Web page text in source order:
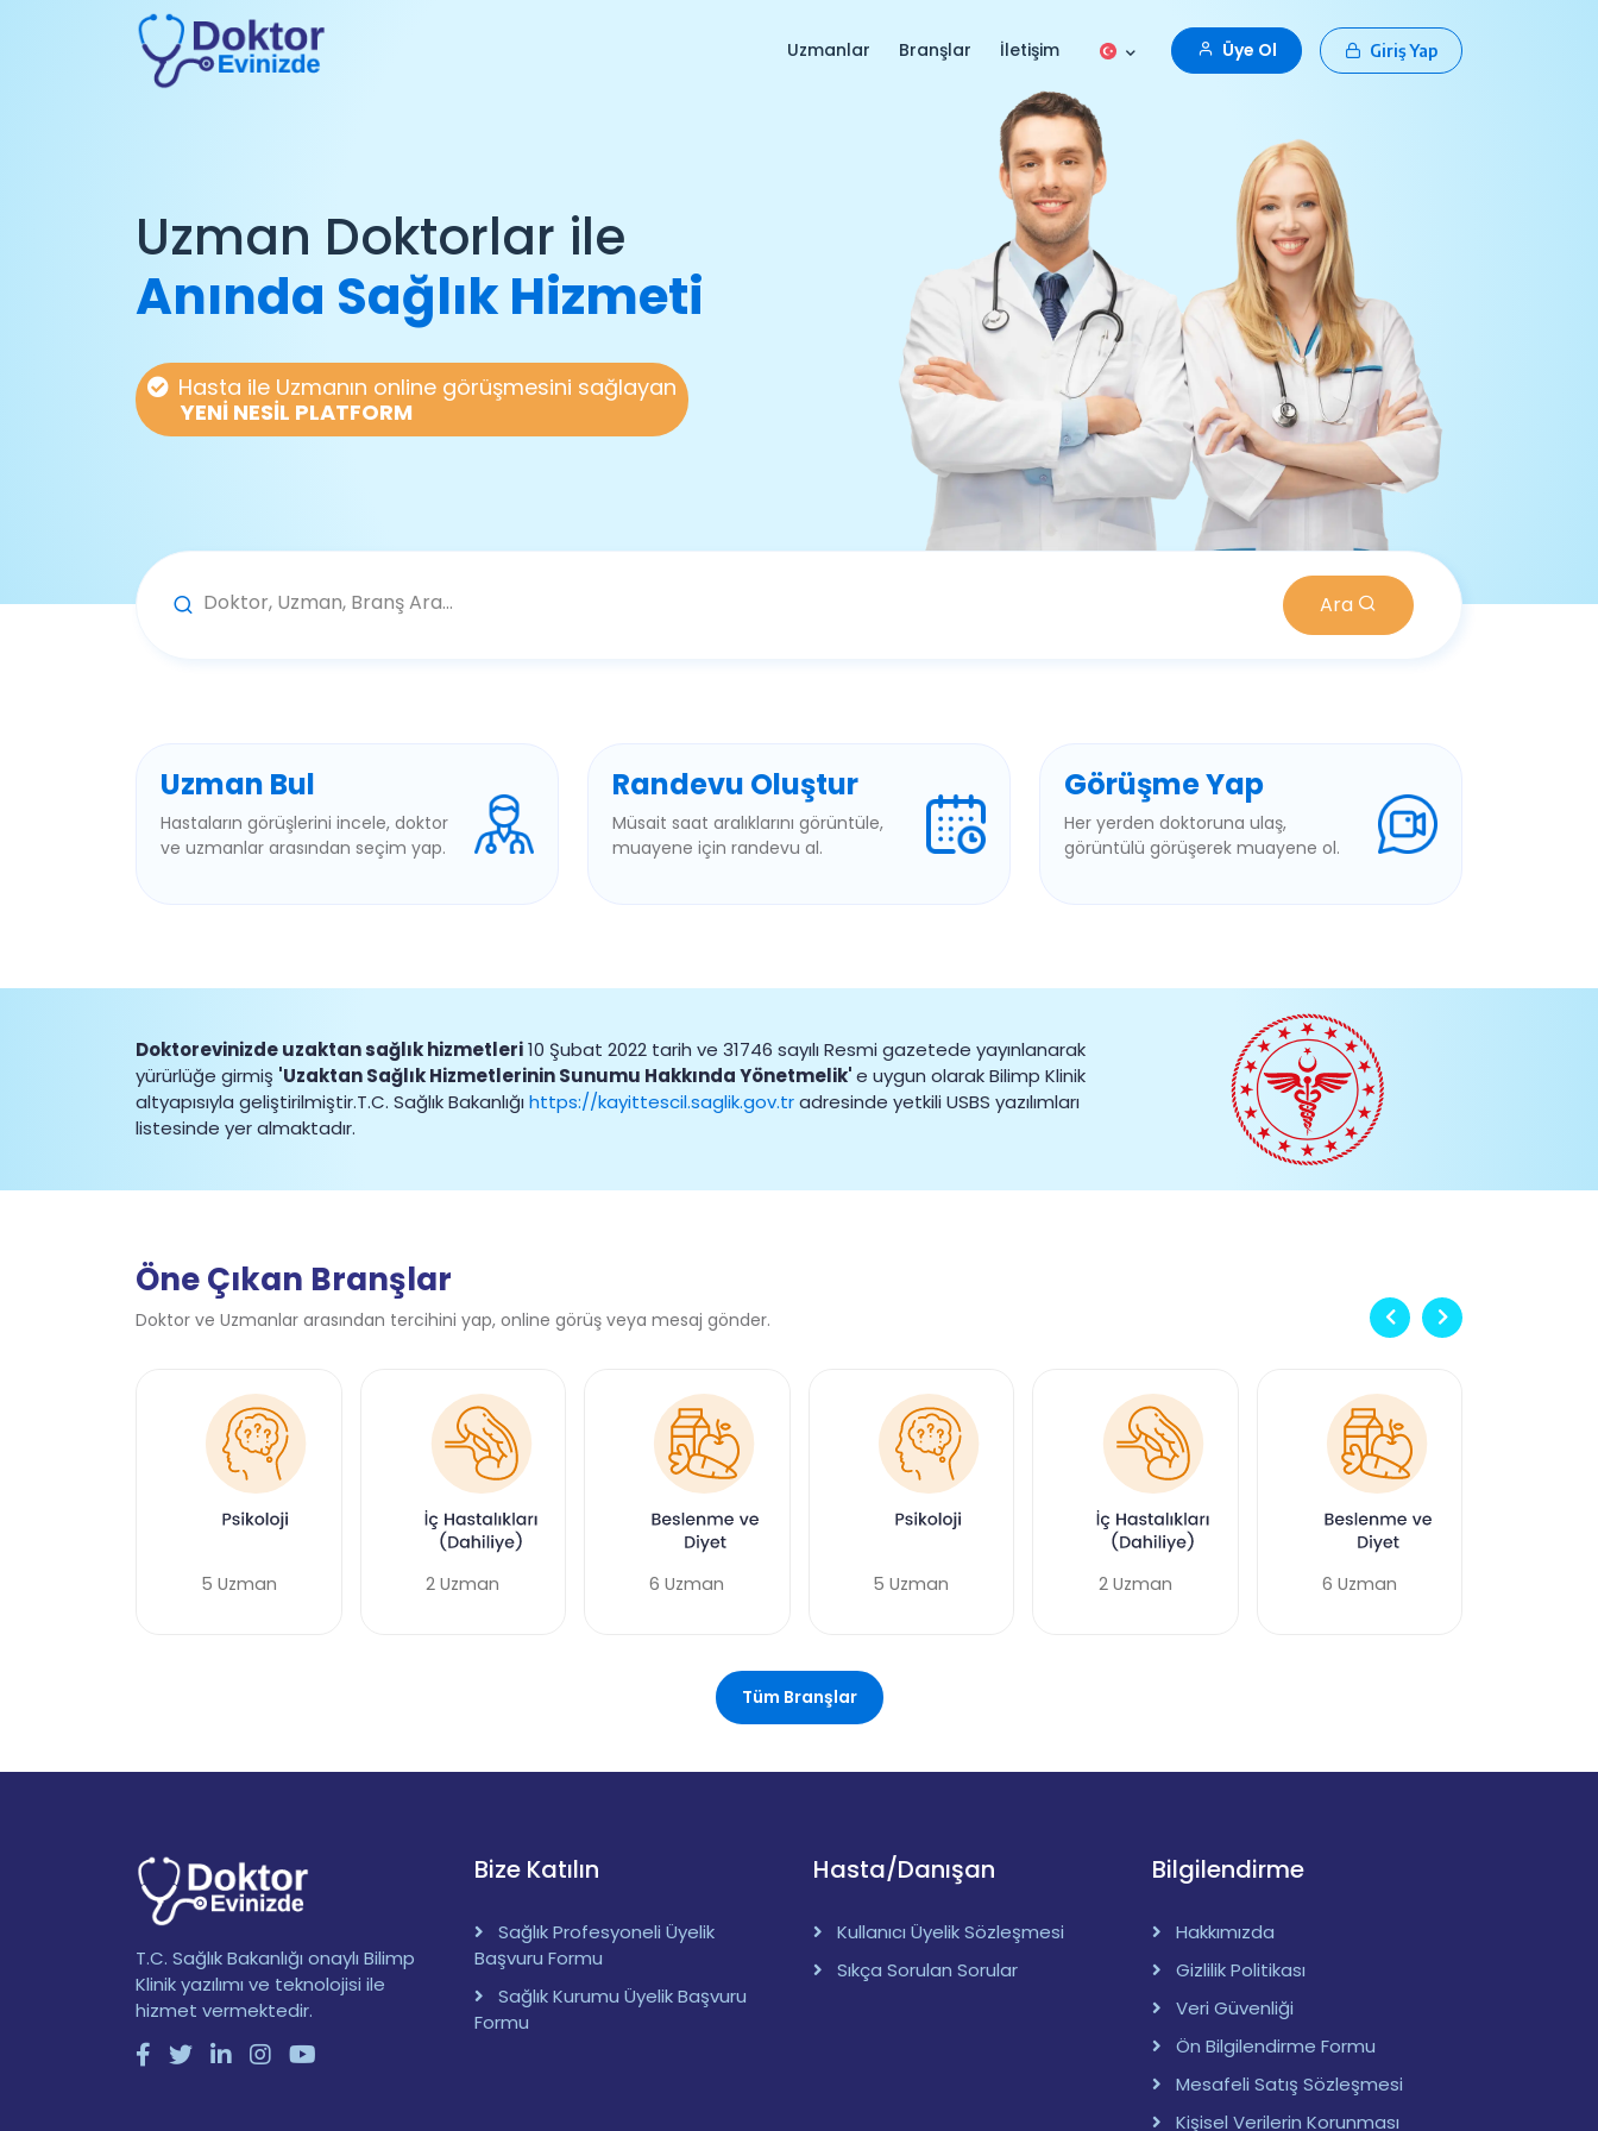
Uzmanlar Branşlar İletişim Üye Ol Giriş Yap
Uzman Doktorlar ile
Anında Sağlık Hizmeti
Hasta ile Uzmanın online görüşmesini sağlayan
YENİ NESİL PLATFORM
Ara
Uzman Bul
Hastaların görüşlerini incele, doktor
ve uzmanlar arasından seçim yap.
Randevu Oluştur
Müsait saat aralıklarını görüntüle,
muayene için randevu al.
Görüşme Yap
Her yerden doktoruna ulaş,
görüntülü görüşerek muayene ol.
Doktorevinizde uzaktan sağlık hizmetleri10 Şubat 2022 tarih ve 31746 sayılı Resmi gazetede yayınlanarak
yürürlüğe girmiş 'Uzaktan Sağlık Hizmetlerinin Sunumu Hakkında Yönetmelik'e uygun olarak Bilimp Klinik
altyapısıyla geliştirilmiştir.T.C. Sağlık Bakanlığı https://kayittescil.saglik.gov.tradresinde yetkili USBS yazılımları
listesinde yer almaktadır.
Öne Çıkan Branşlar
Doktor ve Uzmanlar arasından tercihini yap, online görüş veya mesaj gönder.
5 Uzman 2 Uzman 6 Uzman 5 Uzman 2 Uzman 6 Uzman
Tüm Branşlar
T.C. Sağlık Bakanlığı onaylı Bilimp
Klinik yazılımı ve teknolojisi ile
hizmet vermektedir.
Bize Katılın
Sağlık Profesyoneli Üyelik
Başvuru Formu
Sağlık Kurumu Üyelik Başvuru
Formu
Hasta/Danışan
Kullanıcı Üyelik Sözleşmesi
Sıkça Sorulan Sorular
Bilgilendirme
Hakkımızda
Gizlilik Politikası
Veri Güvenliği
Ön Bilgilendirme Formu
Mesafeli Satış Sözleşmesi
Kişisel Verilerin Korunması